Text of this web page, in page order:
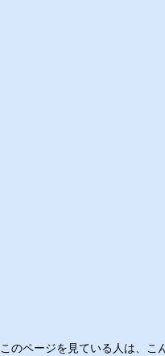
このページを見ている人は、 こ